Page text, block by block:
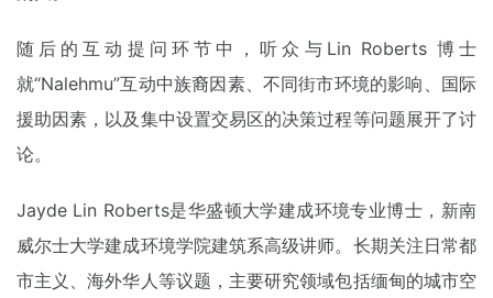
随后的互动提问环节中，听众与Lin Roberts 博士
就“Nalehmu”互动中族裔因素、不同街市环境的影响、国际
援助因素，以及集中设置交易区的决策过程等问题展开了讨
论。
Jayde Lin Roberts是华盛顿大学建成环境专业博士，新南
威尔士大学建成环境学院建筑系高级讲师。长期关注日常都
市主义、海外华人等议题，主要研究领域包括缅甸的城市空